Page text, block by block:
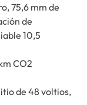
75,6 mm de
de
10,5
CO2
de 48 voltios,